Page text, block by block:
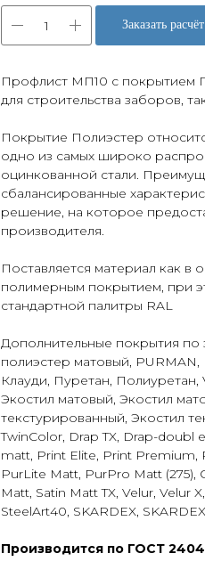
Заказать расчёт
Профлист МП10 с покрытием
для строительства заборов,
Покрытие Полиэстер
одно из самых широко
оцинкованной стали.
сбалансированные
решение, на которое
производителя.
Поставляется материал как в
полимерным покрытием, при
стандартной палитры RAL
Дополнительные покрытия по
полиэстер матовый,
Клауди, Пуретан, Полиуретан,
Экостил матовый, Экостил
текстурированный, Экостил
TwinColor, Drap TX, Drap-doubl
matt, Print Elite, Print
PurLite Matt, PurPro Matt (275),
Matt, Satin Matt TX, Velur, Velur
SteelArt40, SKARDEX,
Производится по ГОСТ